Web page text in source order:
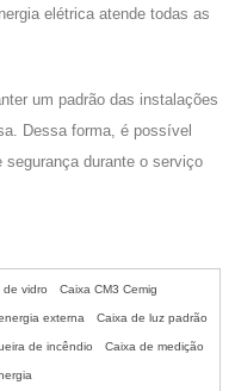
elétrica atende todas as
um padrão das instalações
Dessa forma, é possível
durante o serviço
de vidro Caixa CM3 Cemig
externa Caixa de luz padrão
de incêndio Caixa de medição